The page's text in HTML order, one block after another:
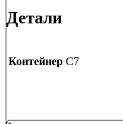
Детали
Контейнер C7